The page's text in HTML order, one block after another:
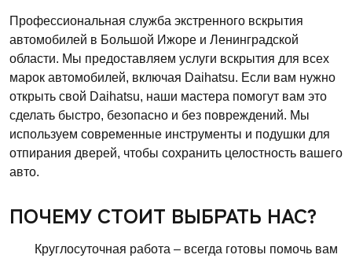
Профессиональная служба экстренного вскрытия
автомобилей в Большой Ижоре и Ленинградской
области. Мы предоставляем услуги вскрытия для всех
марок автомобилей, включая Daihatsu. Если вам нужно
открыть свой Daihatsu, наши мастера помогут вам это
сделать быстро, безопасно и без повреждений. Мы
используем современные инструменты и подушки для
отпирания дверей, чтобы сохранить целостность вашего
авто.
ПОЧЕМУ СТОИТ ВЫБРАТЬ НАС?
Круглосуточная работа – всегда готовы помочь вам